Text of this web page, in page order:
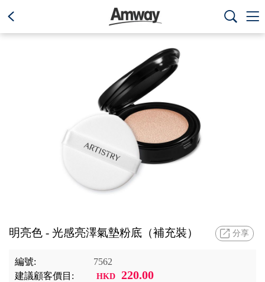
 

明亮色 - 光感亮澤氣墊粉底（補充裝） 分享
編號:
7562
建議顧客價目:
HKD 220.00